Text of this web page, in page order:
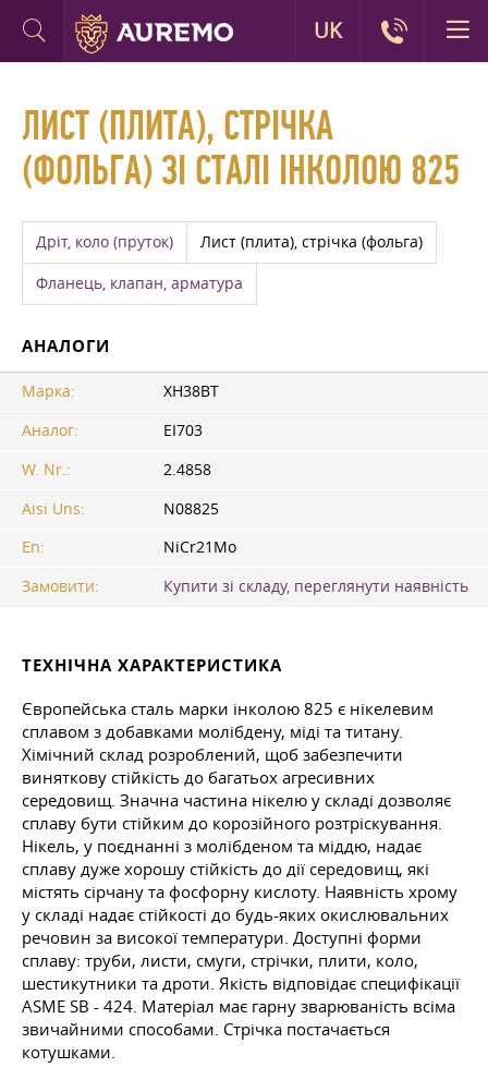
ЛИСТ (ПЛИТА), СТРІЧКА
(ФОЛЬГА) ЗІ СТАЛІ ІНКОЛОЮ 825
Дріт, коло (пруток) Лист (плита), стрічка (фольга)
Фланець, клапан, арматура
АНАЛОГИ
Марка:
ХН38ВТ
Аналог:
ЕІ703
W. Nr.:
2.4858
Aisi Uns:
N08825
En:
NiCr21Mo
Замовити:
Купити зі складу, переглянути наявність
ТЕХНІЧНА ХАРАКТЕРИСТИКА
Європейська сталь марки інколою 825 є нікелевим
сплавом з добавками молібдену, міді та титану.
Хімічний склад розроблений, щоб забезпечити
виняткову стійкість до багатьох агресивних
середовищ. Значна частина нікелю у складі дозволяє
сплаву бути стійким до корозійного розтріскування.
Нікель, у поєднанні з молібденом та міддю, надає
сплаву дуже хорошу стійкість до дії середовищ, які
містять сірчану та фосфорну кислоту. Наявність хрому
у складі надає стійкості до будь-яких окислювальних
речовин за високої температури. Доступні форми
сплаву: труби, листи, смуги, стрічки, плити, коло,
шестикутники та дроти. Якість відповідає специфікації
ASME SB - 424. Матеріал має гарну зварюваність всіма
звичайними способами. Стрічка постачається
котушками.
UK